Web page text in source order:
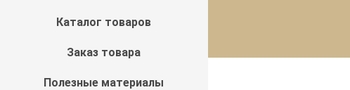
Каталог товаров
Заказ товара
Полезные материалы